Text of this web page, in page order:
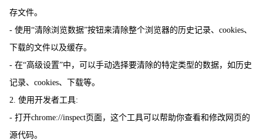
存文件。
- 使用“清除浏览数据”按钮来清除整个浏览器的历史记录、cookies、
下载的文件以及缓存。
- 在“高级设置”中，可以手动选择要清除的特定类型的数据，如历史
记录、cookies、下载等。
2. 使用开发者工具:
- 打开chrome://inspect页面，这个工具可以帮助你查看和修改网页的
源代码。